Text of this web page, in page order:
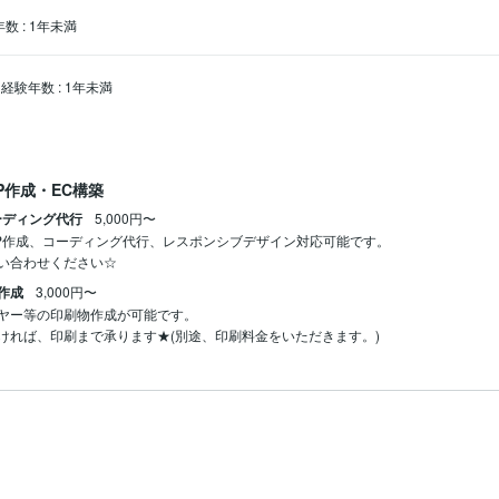
数 : 1年未満
経験年数 : 1年未満
成・EC構築
ィング代行
5,000円〜
成、コーディング代行、レスポンシブデザイン対応可能です。
合わせください☆
成
3,000円〜
ー等の印刷物作成が可能です。
れば、印刷まで承ります★(別途、印刷料金をいただきます。)